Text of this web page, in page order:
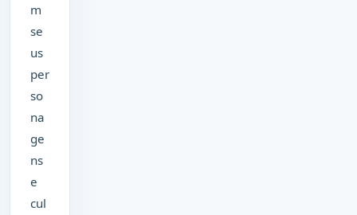
m
se
us
per
so
na
ge
ns
e
cul